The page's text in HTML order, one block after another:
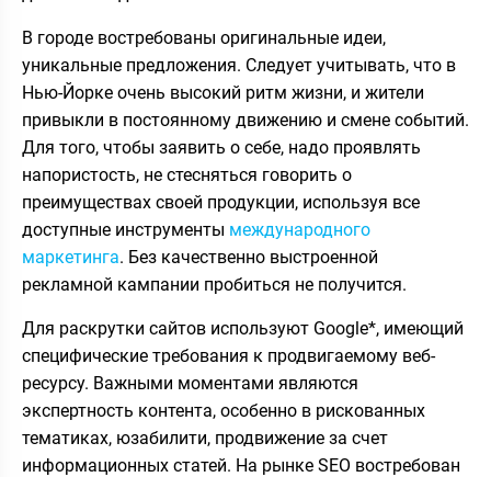
В городе востребованы оригинальные идеи,
уникальные предложения. Следует учитывать, что в
Нью-Йорке очень высокий ритм жизни, и жители
привыкли в постоянному движению и смене событий.
Для того, чтобы заявить о себе, надо проявлять
напористость, не стесняться говорить о
преимуществах своей продукции, используя все
доступные инструменты международного
маркетинга. Без качественно выстроенной
рекламной кампании пробиться не получится.
Для раскрутки сайтов используют Google*, имеющий
специфические требования к продвигаемому веб-
ресурсу. Важными моментами являются
экспертность контента, особенно в рискованных
тематиках, юзабилити, продвижение за счет
информационных статей. На рынке SEO востребован